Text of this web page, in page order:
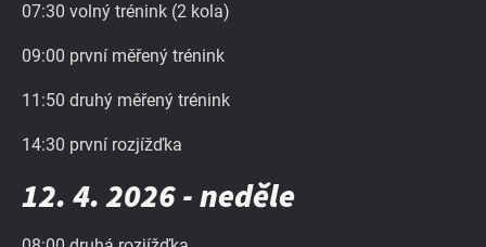
07:30 volný trénink (2 kola)
09:00 první měřený trénink
11:50 druhý měřený trénink
14:30 první rozjížďka
12. 4. 2026- neděle